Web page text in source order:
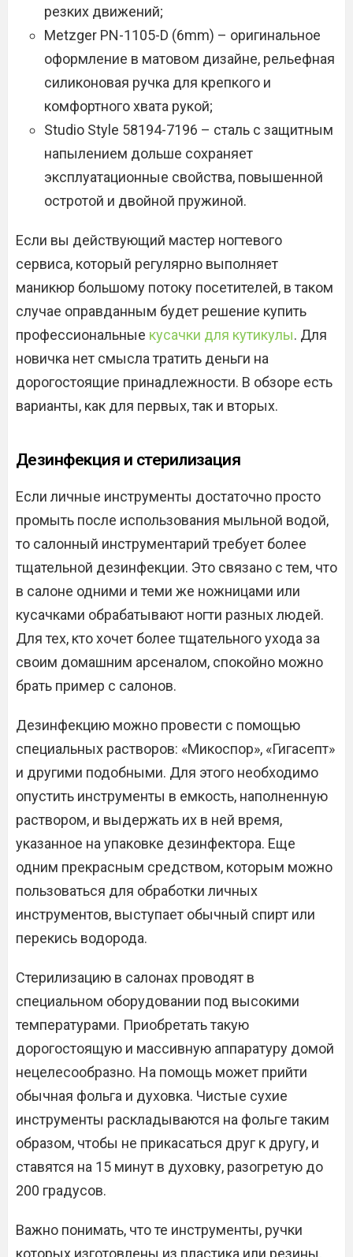
резких движений;
Metzger PN-1105-D (6mm) – оригинальное
оформление в матовом дизайне, рельефная
силиконовая ручка для крепкого и
комфортного хвата рукой;
Studio Style 58194-7196 – сталь с защитным
напылением дольше сохраняет
эксплуатационные свойства, повышенной
остротой и двойной пружиной.
Если вы действующий мастер ногтевого
сервиса, который регулярно выполняет
маникюр большому потоку посетителей, в таком
случае оправданным будет решение купить
профессиональные кусачки для кутикулы. Для
новичка нет смысла тратить деньги на
дорогостоящие принадлежности. В обзоре есть
варианты, как для первых, так и вторых.
Дезинфекция и стерилизация
Если личные инструменты достаточно просто
промыть после использования мыльной водой,
то салонный инструментарий требует более
тщательной дезинфекции. Это связано с тем, что
в салоне одними и теми же ножницами или
кусачками обрабатывают ногти разных людей.
Для тех, кто хочет более тщательного ухода за
своим домашним арсеналом, спокойно можно
брать пример с салонов.
Дезинфекцию можно провести с помощью
специальных растворов: «Микоспор», «Гигасепт»
и другими подобными. Для этого необходимо
опустить инструменты в емкость, наполненную
раствором, и выдержать их в ней время,
указанное на упаковке дезинфектора. Еще
одним прекрасным средством, которым можно
пользоваться для обработки личных
инструментов, выступает обычный спирт или
перекись водорода.
Стерилизацию в салонах проводят в
специальном оборудовании под высокими
температурами. Приобретать такую
дорогостоящую и массивную аппаратуру домой
нецелесообразно. На помощь может прийти
обычная фольга и духовка. Чистые сухие
инструменты раскладываются на фольге таким
образом, чтобы не прикасаться друг к другу, и
ставятся на 15 минут в духовку, разогретую до
200 градусов.
Важно понимать, что те инструменты, ручки
которых изготовлены из пластика или резины,